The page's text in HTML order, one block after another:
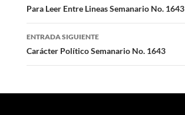
de
entradas
Para Leer Entre Lineas Semanario No. 1643
ENTRADA SIGUIENTE
Carácter Político Semanario No. 1643